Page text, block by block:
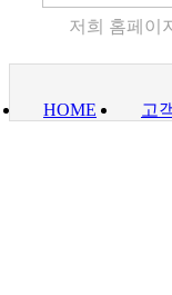
저희 홈페이
HOME 고